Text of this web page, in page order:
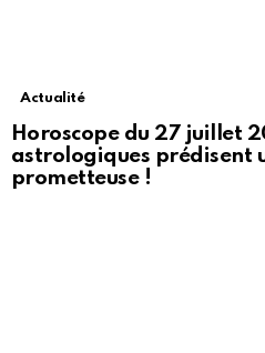
Actualité
Horoscope du 27 juillet
astrologiques prédisent
prometteuse !